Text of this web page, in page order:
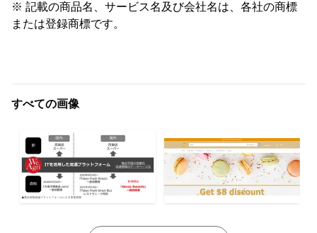
※ 記載の商品名、サービス名及び会社名は、各社の商標
または登録商標です。
すべての画像